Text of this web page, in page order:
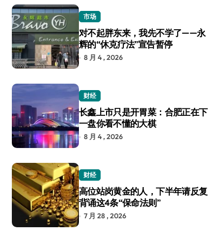
市场
对不起胖东来，我先不学了——永
辉的“休克疗法”宣告暂停
8 月 4 , 2026
财经
长鑫上市只是开胃菜：合肥正在下
一盘你看不懂的大棋
8 月 4 , 2026
财经
高位站岗黄金的人，下半年请反复
背诵这4条“保命法则”
7 月 28 , 2026